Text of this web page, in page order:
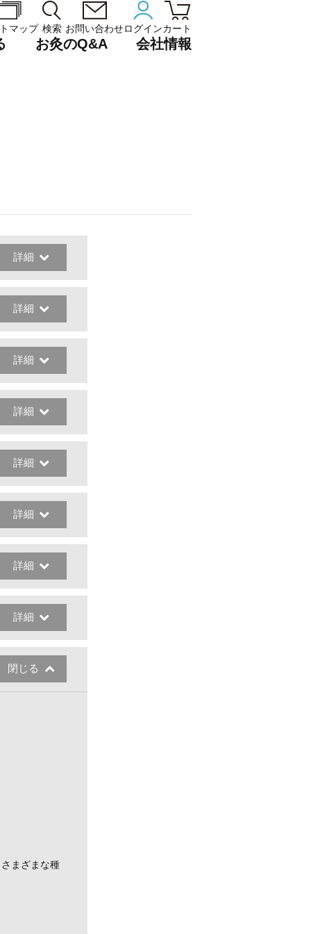
マップ 検索 お問い合わせログインカート
お灸のQ&A 会社情報
詳細
詳細
詳細
詳細
詳細
詳細
詳細
詳細
閉じる
まざまな種